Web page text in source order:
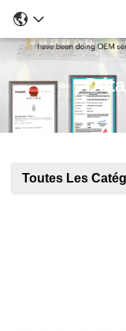
Toutes Les